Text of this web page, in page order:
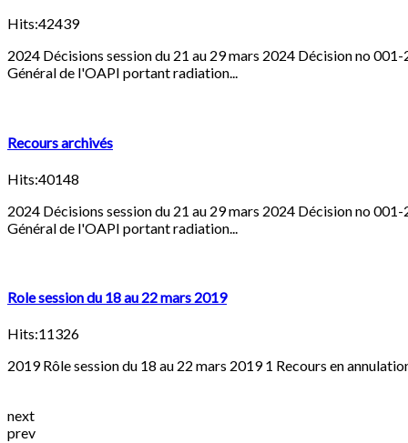
Hits:42439
2024 Décisions session du 21 au 29 mars 2024 Décision no
Général de l'OAPI portant radiation...
Recours archivés
Hits:40148
2024 Décisions session du 21 au 29 mars 2024 Décision no
Général de l'OAPI portant radiation...
Role session du 18 au 22 mars 2019
Hits:11326
2019 Rôle session du 18 au 22 mars 2019 1 Recours en
next
prev